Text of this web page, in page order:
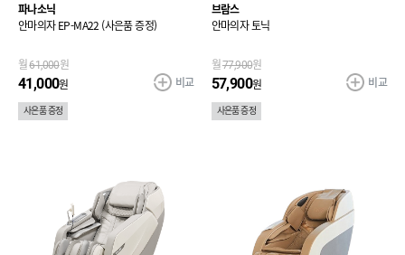
파나소닉
안마의자 EP-MA22 (사은품 증정)
월61,000원
41,000원
사은품 증정
비교
브람스
안마의자 토닉
월77,900원
57,900원
사은품 증정
비교